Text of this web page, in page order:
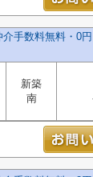
手数料無料・0円
新築
南